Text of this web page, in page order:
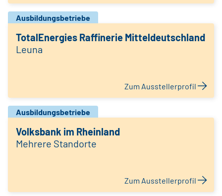
Ausbildungsbetriebe
TotalEnergies Raffinerie Mitteldeutschland
Leuna
Zum Ausstellerprofil
Ausbildungsbetriebe
Volksbank im Rheinland
Mehrere Standorte
Zum Ausstellerprofil